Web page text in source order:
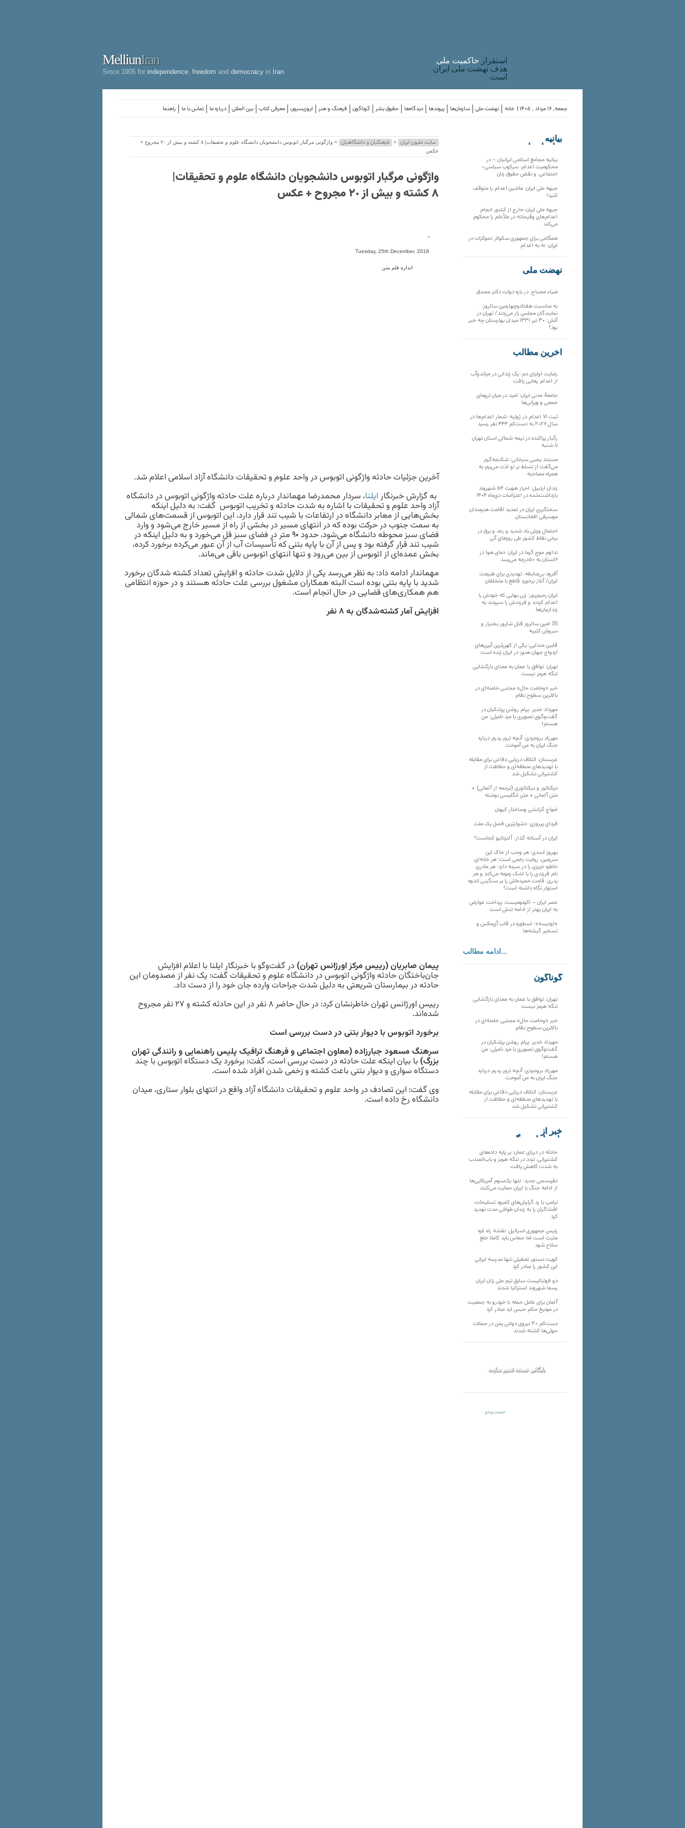
MelliunIran
Since 1905 for independence freedom and democracy in Iran
استقرار حاکميت ملی
هدف نهضت ملی ایران
است
راهنما تماس با ما درباره ما بین المللی معرفی کتاب اپوزیسیون فرهنگ و هنر گوناگون حقوق بشر دیدگاه‌ها پیوندها سازمان‌ها نهضت ملی خانه جمعه, ۱۶ مرداد , ۱۴۰۵ |
سایت ملیون ایران > فرهنگیان و دانشگاهیان
> واژگونی مرگبار اتوبوس دانشجویان دانشگاه علوم و تحقیقات| ۸ کشته و بیش از ٢٠ مجروح +
عکس
واژگونی مرگبار اتوبوس دانشجویان دانشگاه علوم و تحقیقات|
۸ کشته و بیش از ٢٠ مجروح + عکس
-
Tuesday, 25th December, 2018
اندازه قلم متن
آخرین جزئیات حادثه واژگونی اتوبوس در واحد علوم و تحقیقات دانشگاه آزاد اسلامی اعلام شد.
به گزارش خبرنگار ایلنا، سردار محمدرضا مهماندار درباره علت حادثه واژگونی اتوبوس در دانشگاه
آزاد واحد علوم و تحقیقات با اشاره به شدت حادثه و تخریب اتوبوس گفت: به دلیل اینکه
بخش‌هایی از معابر دانشگاه در ارتفاعات با شیب تند قرار دارد، این اتوبوس از قسمت‌های شمالی
به سمت جنوب در حرکت بوده که در انتهای مسیر در بخشی از راه از مسیر خارج می‌شود و وارد
فضای سبز محوطه دانشگاه می‌شود، حدود ۹۰ متر در فضای سبز قل می‌خورد و به دلیل اینکه در
شیب تند قرار گرفته بود و پس از آن با پایه بتنی که تأسیسات آب از آن عبور می‌کرده برخورد کرده،
بخش عمده‌ای از اتوبوس از بین می‌رود و تنها انتهای اتوبوس باقی می‌ماند.
مهماندار ادامه داد: به نظر می‌رسد یکی از دلایل شدت حادثه و افزایش تعداد کشته شدگان برخورد
شدید با پایه بتنی بوده است البته همکاران مشغول بررسی علت حادثه هستند و در حوزه انتظامی
هم همکاری‌های قضایی در حال انجام است.
افزایش آمار کشته‌شدگان به ۸ نفر
پیمان صابریان (رییس مرکز اورژانس تهران) در گفت‌وگو با خبرنگار ایلنا با اعلام افزایش
جان‌باختگان حادثه واژگونی اتوبوس در دانشگاه علوم و تحقیقات گفت: یک نفر از مصدومان این
حادثه در بیمارستان شریعتی به دلیل شدت جراحات وارده جان خود را از دست داد.
رییس اورژانس تهران خاطرنشان کرد: در حال حاضر ۸ نفر در این حادثه کشته و ۲۷ نفر مجروح
شده‌اند.
برخورد اتوبوس با دیوار بتنی در دست بررسی است
سرهنگ مسعود جبارزاده (معاون اجتماعی و فرهنگ ترافیک پلیس راهنمایی و رانندگی تهران
بزرگ) با بیان اینکه علت حادثه در دست بررسی است، گفت: برخورد یک دستگاه اتوبوس با چند
دستگاه سواری و دیوار بتنی باعث کشته و زخمی شدن افراد شده است.
وی گفت: این تصادف در واحد علوم و تحقیقات دانشگاه آزاد واقع در انتهای بلوار ستاری، میدان
دانشگاه رخ داده است.
بیانیه
سازمان‌های
بیانیه مجامع اسلامی ایرانیان – در
محکومیت اعدام، سرکوب سیاسی–
اجتماعی، و نقض حقوق زنان
جبهه ملی ایران: ماشین اعدام را متوقف
کنید!
جبهه ملی ایران-خارج از کشور انجام
اعدام‌های وقیحانه در ملأِعام را محکوم
می‌کند
همگامی برای جمهوری سکولار دموکرات در
ایران: نه به اعدام
نهضت ملی
ضیاء مصباح: در باره دولت دکتر مصدق
به مناسبت هفتادوچهارمین سالروز:
نمایندگان مجلس زار می‌زدند/ تهران در
آتش؛ ۳۰ تیر ۱۳۳۱ میدان بهارستان چه خبر
بود؟
آخرین مطالب
رضایت اولیای دم؛ یک زندانی در میاندوآب
از اعدام رهایی یافت
جامعهٔ مدنی ایران: امید در میان ترومای
جمعی و ویرانی‌ها
ثبت ۷۱ اعدام در ژوئیه؛ شمار اعدام‌ها در
سال ۲۰۲۶ به دست‌کم ۴۴۴ نفر رسید
رگبار پراکنده در نیمه شمالی استان تهران
تا شنبه
مستند یحیی سرخانی؛ شکنجه‌گرم
می‌گفت از تسلط بر تو لذت می‌برم به
همراه مصاحبه
زندان اردبیل؛ احراز هویت ۵۴ شهروند
بازداشت‌شده در اعتراضات دی‌ماه ۱۴۰۴
سختگیری ایران در تمدید اقامت هنرمندان
موسیقی افغانستان
احتمال وزش باد شدید و رعد و برق در
برخی نقاط کشور طی روزهای آتی
تداوم موج گرما در ایران؛ دمای هوا در
۶استان به ۵۰درجه می‌رسد
آفرود بی‌ضابطه، تهدیدی برای طبیعت
ایران/ آغاز برخورد قاطع با متخلفان
ایران رحیم‌پور؛ زنی بهایی که خودش را
اعدام کردند و فرزندش را سپردند به
زندان‌بان‌ها
35 امین سالروز قتل شاپور بختیار و
سروش کتیبه
قابین مندایی؛ یکی از کهن‌ترین آیین‌های
ازدواج جهان هنوز در ایران زنده است
تهران: توافق با عمان به معنای بازگشایی
تنگه هرمز نیست
خبر «وخامت حال» مجتبی خامنه‌ای در
بالاترین سطوح نظام
مهرداد خدیر: پیام روشن پزشکیان در
گفت‌و‌گوی تصویری با مرد نامرئی: من
هستم!
مهرزاد بروجردی: آنچه ترور پدرم درباره
جنگ ایران به من آموخت
عربستان: ائتلاف دریایی دفاعی برای مقابله
با تهدیدهای منطقه‌ای و حفاظت از
کشتیرانی تشکیل شد
دیکتاتور و دیکتاتوری (ترجمه از آلمانی) +
متن آلمانی + متن انگلیسی نوشته
‌امواجِ گرانشی وساختارِ کیهان
فردای پیروزی؛ دشوارترین فصل یک ملت
ایران در آستانه گذار، آلترناتیو کجاست؟
بهروز اسدی: هر وجب از خاک‌ این
سرزمین، روایت زخمی است؛ هر خانه‌ای،
خاطره عزیزی را در سینه دارد؛ هر مادری،
نام فرزندی را با اشک زمزمه می‌کند و هر
پدری، قامت خمیده‌اش را بر سنگینی اندوه
استوار نگاه داشته است؟
عصر ایران – اکونومیست: پرداخت عوارض
به ایران بهتر از ادامه تنش است
«اودیسه»؛ اسطوره در قاب آی‌مکس و
تسخیر گیشه‌ها
ادامه مطالب...
گوناگون
تهران: توافق با عمان به معنای بازگشایی
تنگه هرمز نیست
خبر «وخامت حال» مجتبی خامنه‌ای در
بالاترین سطوح نظام
مهرداد خدیر: پیام روشن پزشکیان در
گفت‌و‌گوی تصویری با مرد نامرئی: من
هستم!
مهرزاد بروجردی: آنچه ترور پدرم درباره
جنگ ایران به من آموخت
عربستان: ائتلاف دریایی دفاعی برای مقابله
با تهدیدهای منطقه‌ای و حفاظت از
کشتیرانی تشکیل شد
خبر از
تارنماهای دیگر
حادثه در دریای عمان؛ بر پایه داده‌های
کشتیرانی، تردد در تنگه هرمز و باب‌المندب
به شدت کاهش یافت
نظرسنجی جدید: تنها یک‌سوم آمریکایی‌ها
از ادامه جنگ با ایران حمایت می‌کنند
ترامپ با رد گزارش‌های کمبود تسلیحات،
افشاگران را به زندان طولانی مدت تهدید
کرد
رئیس‌ جمهوری اسرائیل: نقشه راه غزه
مثبت است اما حماس باید کاملا خلع
سلاح شود
کویت دستور تعطیلی تنها مدرسه ایرانی
این کشور را صادر کرد
دو فوتبالیست سابق تیم ملی زنان ایران
رسما شهروند استرالیا شدند
آلمان برای عامل حمله با خودرو به جمعیت
در مونیخ حکم حبس ابد صادر کرد
دست‌کم ۳۰ نیروی دولتی یمن در حملات
حوثی‌ها کشته شدند
بایگانی نسخه قدیم سایت